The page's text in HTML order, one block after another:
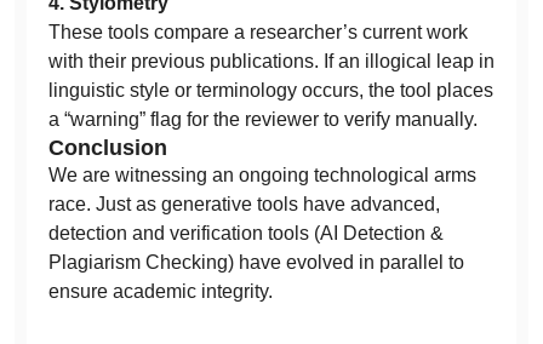
These tools compare a researcher’s current work
with their previous publications. If an illogical leap in
linguistic style or terminology occurs, the tool places
a “warning” flag for the reviewer to verify manually.
Conclusion
We are witnessing an ongoing technological arms
race. Just as generative tools have advanced,
detection and verification tools (AI Detection &
Plagiarism Checking) have evolved in parallel to
ensure academic integrity.